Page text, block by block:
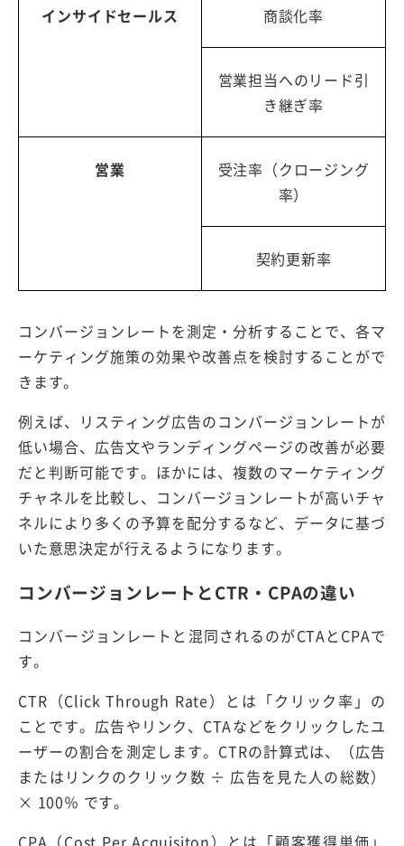
インサイドセールス 商談化率
営業担当へのリード引
き継ぎ率
営業
受注率（クロージング
率）
契約更新率
コンバージョンレートを測定・分析することで、各マ
ーケティング施策の効果や改善点を検討することがで
きます。
例えば、リスティング広告のコンバージョンレートが
低い場合、広告文やランディングページの改善が必要
だと判断可能です。ほかには、複数のマーケティング
チャネルを比較し、コンバージョンレートが高いチャ
ネルにより多くの予算を配分するなど、データに基づ
いた意思決定が行えるようになります。
コンバージョンレートとCTR・CPAの違い
コンバージョンレートと混同されるのがCTAとCPAで
す。
CTR（Click Through Rate）とは「クリック率」の
ことです。広告やリンク、CTAなどをクリックしたユ
ーザーの割合を測定します。CTRの計算式は、（広告
またはリンクのクリック数 ÷ 広告を見た人の総数）
× 100％ です。